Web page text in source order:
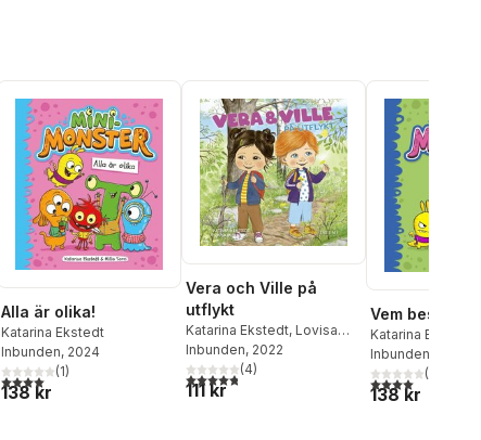
röster:
Alla är olika!
Katarina Ekstedt
Inbunden, 2024
4,0utav 5 stjärnor. Totalt antal röster:
(1)
138 kr
Vera och Ville på
utflykt
Katarina Ekstedt, Lovisa
Blomberg
Inbunden, 2022
4,8utav 5 stjärnor. Totalt antal röster:
(4)
111 kr
Vem
Katarina Ekstedt
Inbunden
4,0utav 5(
138 kr